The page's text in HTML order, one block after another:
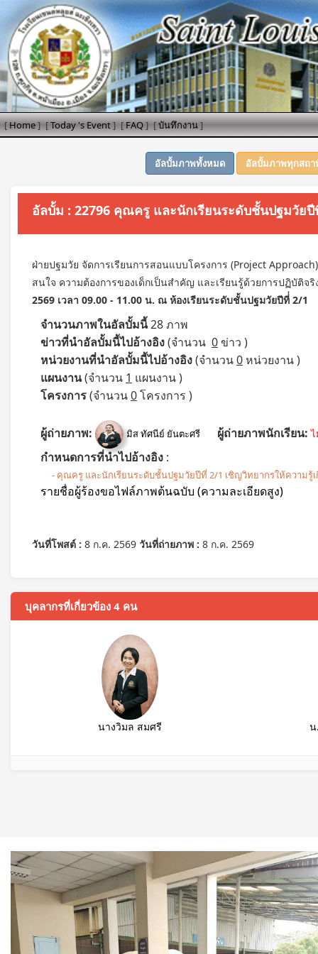
[Home] [Today 's Event] [FAQ] [บันทึกงาน]
อัลบั้มภาพทั้งหมด อัลบั้มภาพทุกสถา
อัลบั้ม : 22796 คุณครู และนักเรียนระดับชั้นปฐมวัย
ฝ่ายปฐมวัย จัดการเรียนการสอนแบบโครงการ (Project
สนใจ ความต้องการของเด็กเป็นสำคัญ และเรียนรู้ด้วยการปฏิบัติจริ
2569 เวลา 09.00 - 11.00 น. ณ ห้องเรียนระดับชั้นปฐมวัยปีที่่ 2/1
จำนวนภาพในอัลบั้มนี้28 ภาพ
ข่าวที่นำอัลบั้มนี้ไปอ้างอิง(จำนวน 0ข่าว )
หน่วยงานที่นำอัลบั้มนี้ไปอ้างอิง(จำนวน0หน่วยงาน )
แผนงาน(จำนวน 1 แผนงาน )
โครงการ(จำนวน0โครงการ )
ผู้ถ่ายภาพ: มิส ทัศนีย์ ยันตะศรี ผู้ถ่ายภาพนักเรียน:
กำหนดการที่นำไปอ้างอิง :
- คุณครู และนักเรียนระดับชั้นปฐมวัยปีที่ 2/1 เชิญวิทยากรให้ความรู้เ
รายชื่อผู้ร้องขอไฟล์ภาพต้นฉบับ (ความละเอียดสูง)
วันที่โพสต์ : 8 ก.ค. 2569 วันที่ถ่ายภาพ : 8 ก.ค. 2569
บุคลากรที่เกี่ยวข้อง 4 คน
นางวิมล สมศรี น